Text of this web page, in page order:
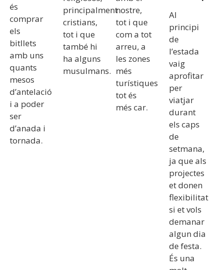
és
comprar
els
bitllets
amb uns
quants
mesos
d’antelació
i a poder
ser
d’anada i
tornada.
principalment
cristians,
tot i que
també hi
ha alguns
musulmans.
nostre,
tot i que
com a tot
arreu, a
les zones
més
turístiques
tot és
més car.
Al
principi
de
l’estada
vaig
aprofitar
per
viatjar
durant
els caps
de
setmana,
ja que als
projectes
et donen
flexibilitat
si et vols
demanar
algun dia
de festa.
És una